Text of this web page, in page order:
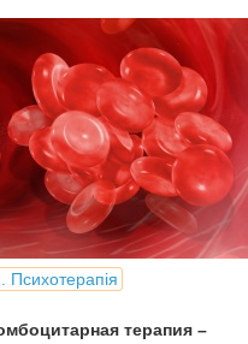
Психотерапія
терапия –